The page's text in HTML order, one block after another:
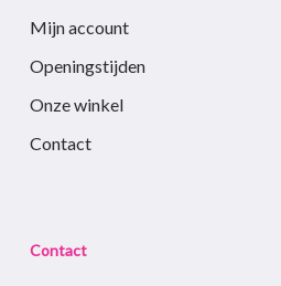
Mijn account
Openingstijden
Onze winkel
Contact
Contact